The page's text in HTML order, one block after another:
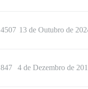
4507 13 de Outubro de
847 4 de Dezembro de